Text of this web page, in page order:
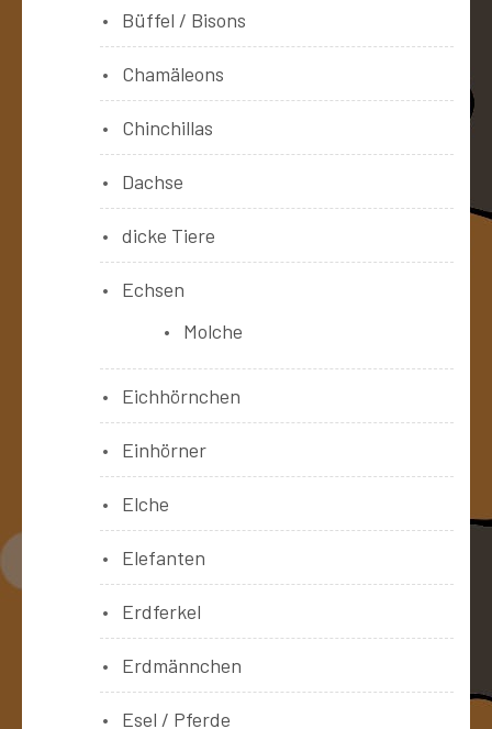
Büffel / Bisons
Chamäleons
Chinchillas
Dachse
dicke Tiere
Echsen
Molche
Eichhörnchen
Einhörner
Elche
Elefanten
Erdferkel
Erdmännchen
Esel / Pferde